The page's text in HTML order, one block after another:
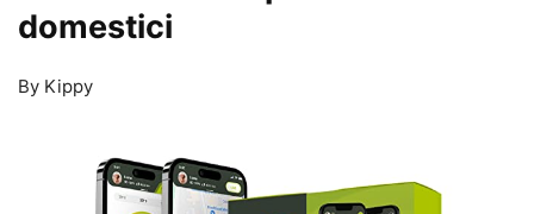
domestici
By Kippy